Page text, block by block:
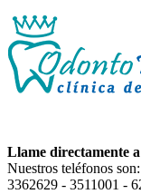
Llame directamente
Nuestros teléfonos son:
3362629 - 3511001 -